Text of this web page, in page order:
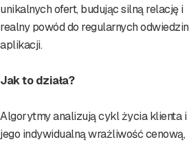
unikalnych ofert, budując silną relację i
realny powód do regularnych odwiedzin
aplikacji.
Jak to działa?
Algorytmy analizują cykl życia klienta i
jego indywidualną wrażliwość cenową,